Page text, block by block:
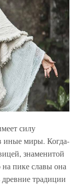
силу
иные миры. Когда-
знаменитой
пике славы она
древние традиции